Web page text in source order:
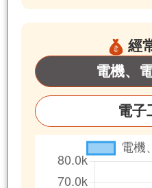
經
電機、
電子